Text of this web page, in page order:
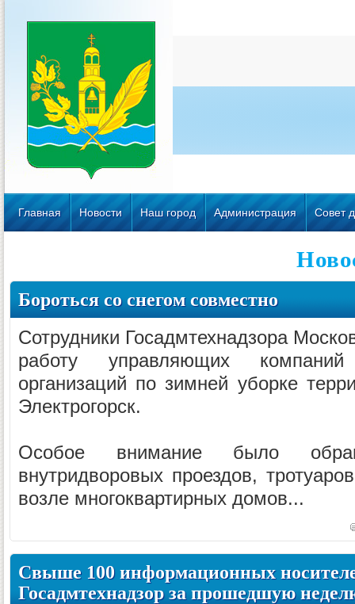
Главная Новости Наш город Администрация Совет
Бороться со снегом совместно
Сотрудники Госадмтехнадзора
работу управляющих
организаций по зимней уборке
Электрогорск.
Особое внимание было
внутридворовых проездов,
возле многоквартирных домов...
Свыше 100 информационных
Госадмтехнадзор за прошедшую